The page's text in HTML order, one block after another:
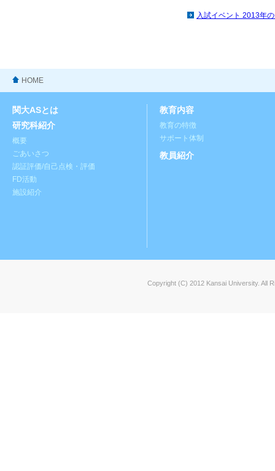
入試イベント 2013年
HOME
関大ASとは
研究科紹介
概要
ごあいさつ
認証評価/自己点検・評価
FD活動
施設紹介
教育内容
教育の特徴
サポート体制
教員紹介
Copyright (C) 2012 Kansai University. All